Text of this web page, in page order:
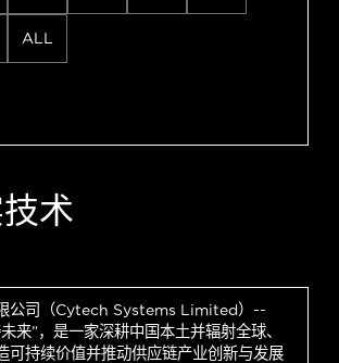
ALL
术
公司（Cytech Systems Limited）--
来”，是一家深耕中国本土并辐射全球、
可持续价值并推动供应链产业创新与发展